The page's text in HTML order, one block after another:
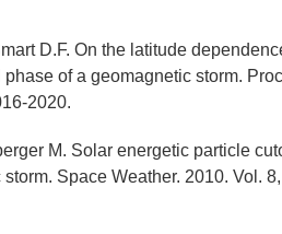
D.F. On the latitude
of a geomagnetic storm.
2020.
M. Solar energetic particle
Space Weather. 2010. Vol.